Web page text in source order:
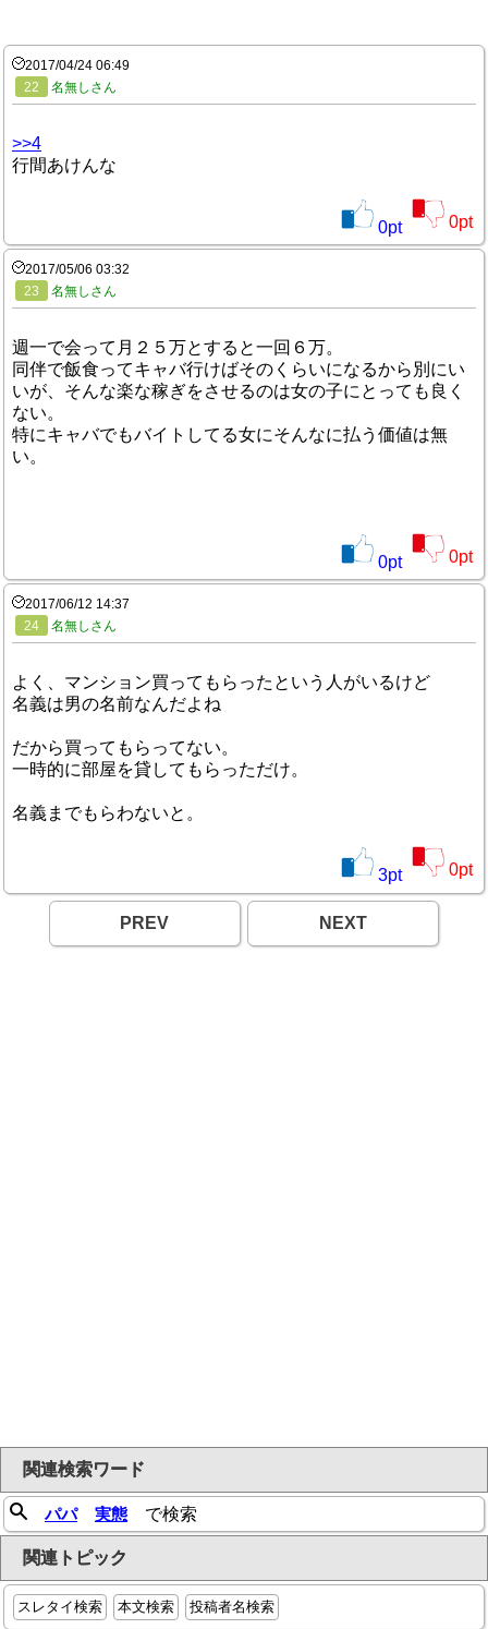
2017/04/24 06:49
22
名無しさん
>>4
行間あけんな
0pt 0pt
2017/05/06 03:32
23
名無しさん
週一で会って月２５万とすると一回６万。
同伴で飯食ってキャバ行けばそのくらいになるから別にい
いが、そんな楽な稼ぎをさせるのは女の子にとっても良く
ない。
特にキャバでもバイトしてる女にそんなに払う価値は無
い。
0pt 0pt
2017/06/12 14:37
24
名無しさん
よく、マンション買ってもらったという人がいるけど
名義は男の名前なんだよね
だから買ってもらってない。
一時的に部屋を貸してもらっただけ。
名義までもらわないと。
3pt 0pt
PREV NEXT
関連検索ワード
パパ 実態 で検索
関連トピック
スレタイ検索 本文検索 投稿者名検索